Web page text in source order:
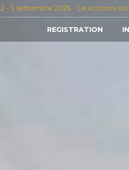
2 - 5 settembre 2026 - Le iscrizioni
REGISTRATION